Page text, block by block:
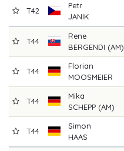
T42
Petr
JANIK
T44
Rene
BERGENDI (AM)
T44
Florian
MOOSMEIER
T44
Mika
SCHEPP (AM)
T44
Simon
HAAS